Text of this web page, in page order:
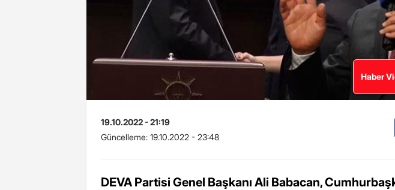
Haber
19.10.2022 - 21:19
Güncelleme: 19.10.2022 - 23:48
DEVA Partisi Genel Başkanı Ali Babacan,